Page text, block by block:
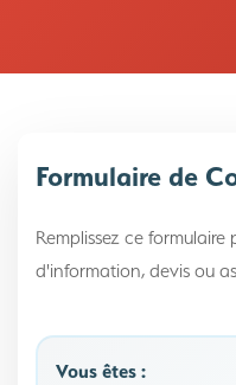
Formulaire de
Remplissez ce
d'information, devis ou
Vous êtes :